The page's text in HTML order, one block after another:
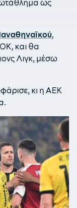
ως
,
και θα
Λιγκ, μέσω
κι η ΑΕΚ